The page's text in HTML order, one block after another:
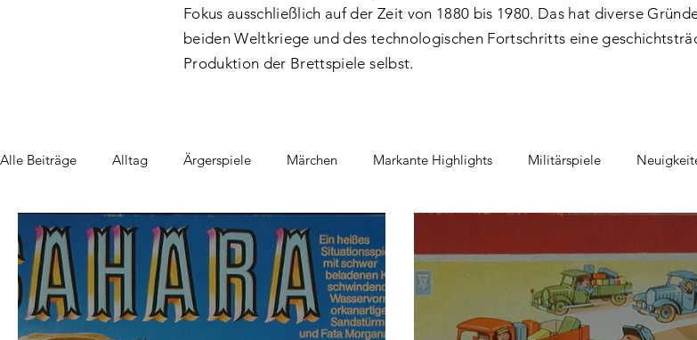
Fokus ausschließlich auf der Zeit von 1880 bis 1980. Das hat diverse
beiden Weltkriege und des technologischen Fortschritts eine
Produktion der Brettspiele selbst.
Alle Beiträge Alltag Ärgerspiele Märchen Markante Highlights Militärspiele
Schule & Erziehung Sport Wintersport
Orakelspiele Denkspiele Wissensspiel Quartettspiel Detektivspiel